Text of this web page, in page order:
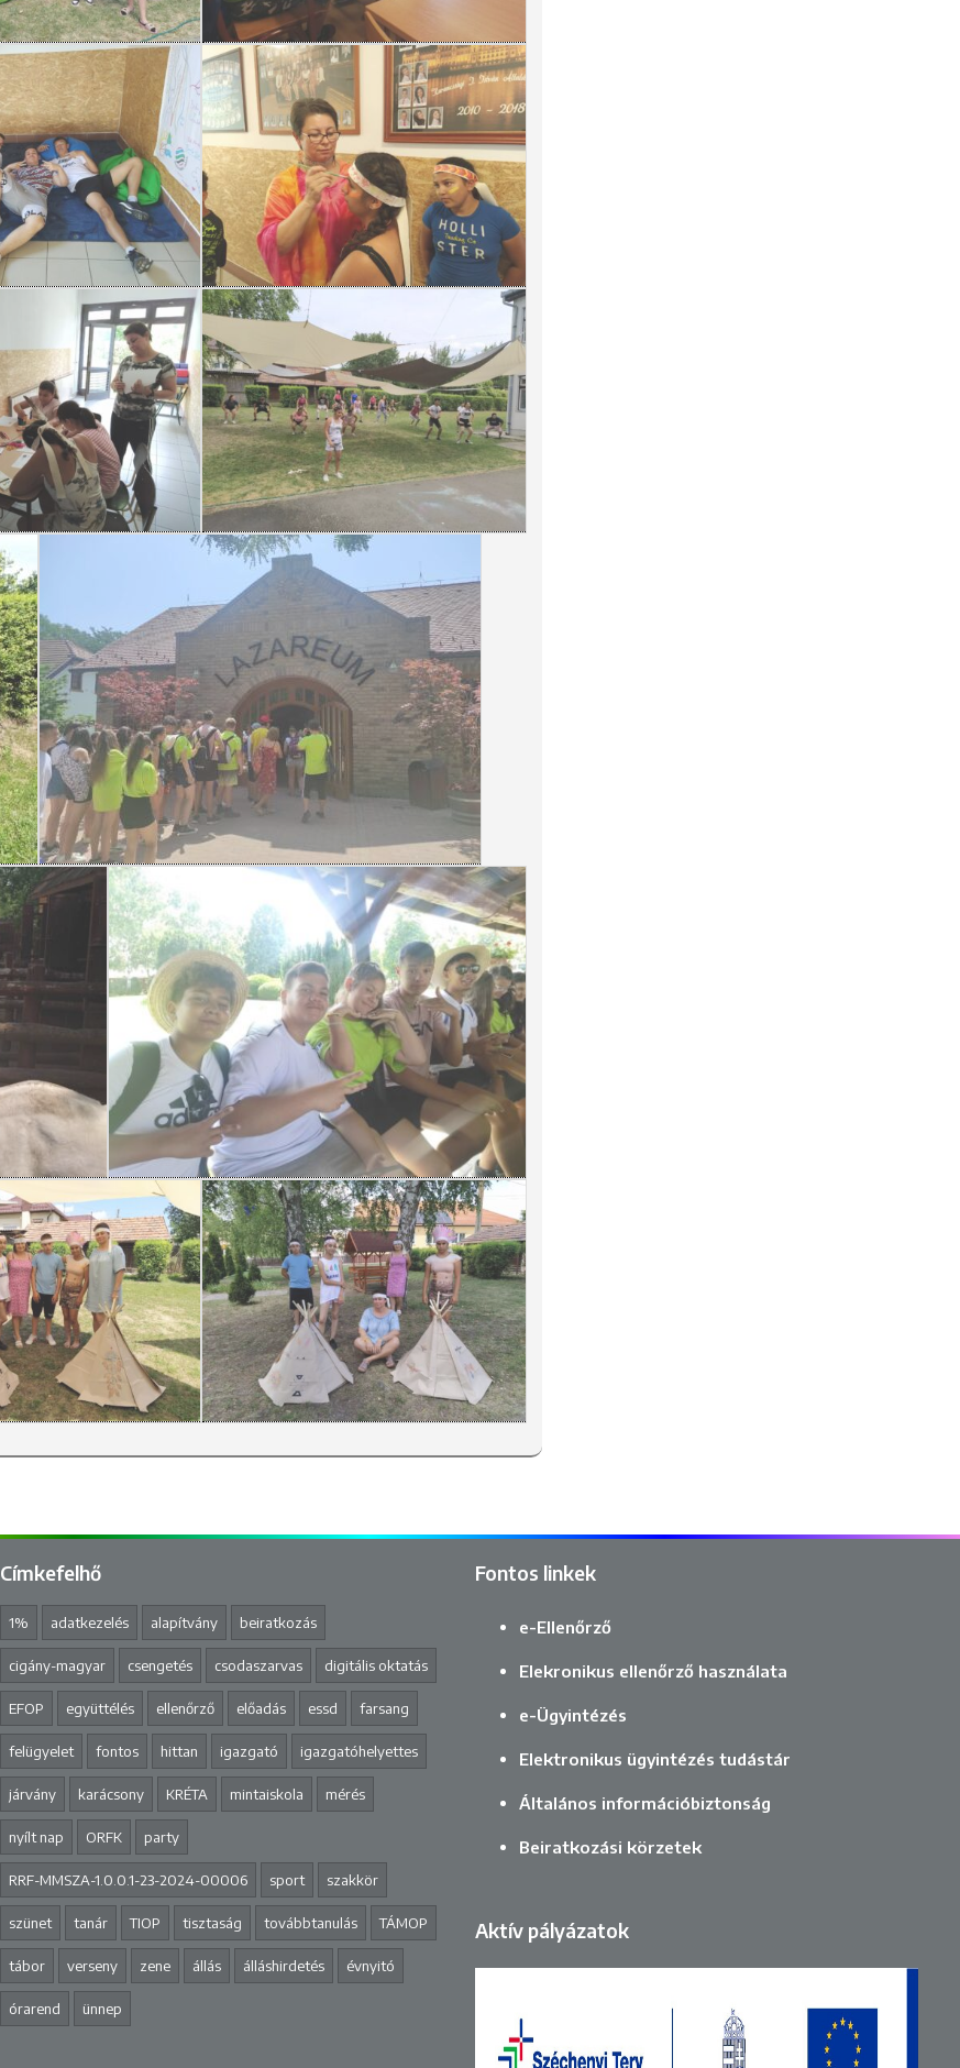
Címkefelhő
1% adatkezelés alapítvány beiratkozás
cigány-magyar csengetés csodaszarvas digitális oktatás
EFOP együttélés ellenőrző előadás essd farsang
felügyelet fontos hittan igazgató igazgatóhelyettes
járvány karácsony KRÉTA mintaiskola mérés
nyílt nap ORFK party
RRF-MMSZA-1.0.0.1-23-2024-00006 sport szakkör
szünet tanár TIOP tisztaság továbbtanulás TÁMOP
tábor verseny zene állás álláshirdetés évnyitó
órarend ünnep
Fontos linkek
e-Ellenőrző
Elekronikus ellenőrző használata
e-Ügyintézés
Elektronikus ügyintézés tudástár
Általános információbiztonság
Beiratkozási körzetek
Aktív pályázatok